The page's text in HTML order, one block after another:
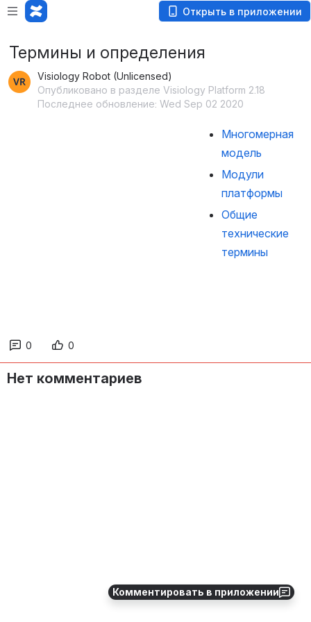
Открыть в приложении
Комментировать в приложении
Термины и определения
Visiology Robot (Unlicensed)
Опубликовано в разделе Visiology Platform 2.18
Последнее обновление: Wed Sep 02 2020
Многомерная
модель
Модули
платформы
Общие
технические
термины
0 0
Нет комментариев